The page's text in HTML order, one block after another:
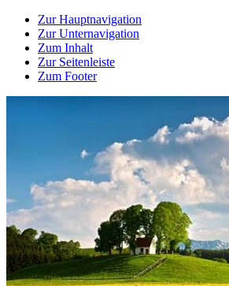
Zur Hauptnavigation
Zur Unternavigation
Zum Inhalt
Zur Seitenleiste
Zum Footer